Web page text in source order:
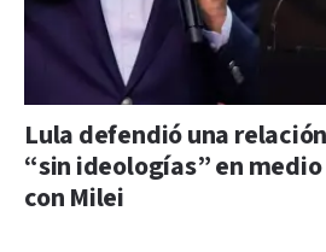
Lula defendió una
“sin ideologías” en
con Milei